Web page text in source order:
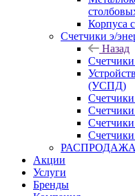
Счетчики э/
Назад
(УСПД)
РАСПРОДАЖА
Акции
Услуги
Бренды